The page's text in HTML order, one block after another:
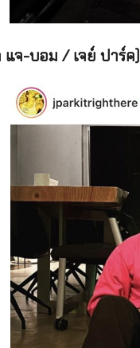
จ-บอม / เจย์ ปาร์ค)